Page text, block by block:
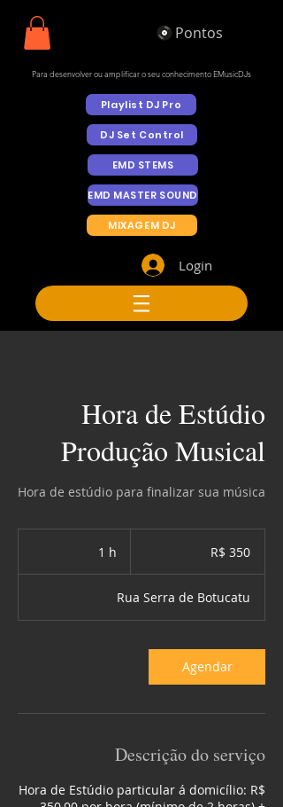
Pontos
Para desenvolver ou amplificar o seu conhecimento EMusicDJs
Playlist DJ Pro
DJ Set Control
EMD STEMS
EMD MASTER SOUND
MIXAGEM DJ
Login
Hora de Estúdio
Produção Musical
Hora de estúdio para finalizar sua música
1 h R$ 350
Rua Serra de Botucatu
Agendar
Descrição do serviço
Hora de Estúdio particular á domicílio: R$